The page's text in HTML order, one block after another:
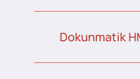
Dokunmatik